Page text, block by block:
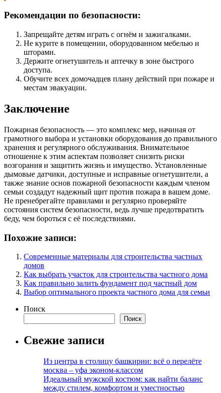
Рекомендации по безопасности:
Запрещайте детям играть с огнём и зажигалками.
Не курите в помещении, оборудованном мебелью и
шторами.
Держите огнетушитель и аптечку в зоне быстрого
доступа.
Обучите всех домочадцев плану действий при пожаре и
местам эвакуации.
Заключение
Пожарная безопасность — это комплекс мер, начиная от
грамотного выбора и установки оборудования до правильного
хранения и регулярного обслуживания. Внимательное
отношение к этим аспектам позволяет снизить риски
возгорания и защитить жизнь и имущество. Установленные
дымовые датчики, доступные и исправные огнетушители, а
также знание основ пожарной безопасности каждым членом
семьи создадут надежный щит против пожара в вашем доме.
Не пренебрегайте правилами и регулярно проверяйте
состояния систем безопасности, ведь лучше предотвратить
беду, чем бороться с её последствиями.
Похожие записи:
Современные материалы для строительства частных
домов
Как выбрать участок для строительства частного дома
Как правильно залить фундамент под частный дом
Выбор оптимального проекта частного дома для семьи
Поиск
Поиск
Свежие записи
Из центра в столицу башкирии: всё о перелёте
москва – уфа эконом-классом
Идеальный мужской костюм: как найти баланс
между стилем, комфортом и уместностью